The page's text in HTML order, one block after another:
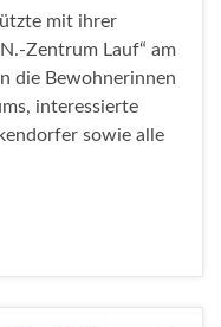
mit ihrer
Zentrum Lauf“ am
die Bewohnerinnen
interessierte
sowie alle